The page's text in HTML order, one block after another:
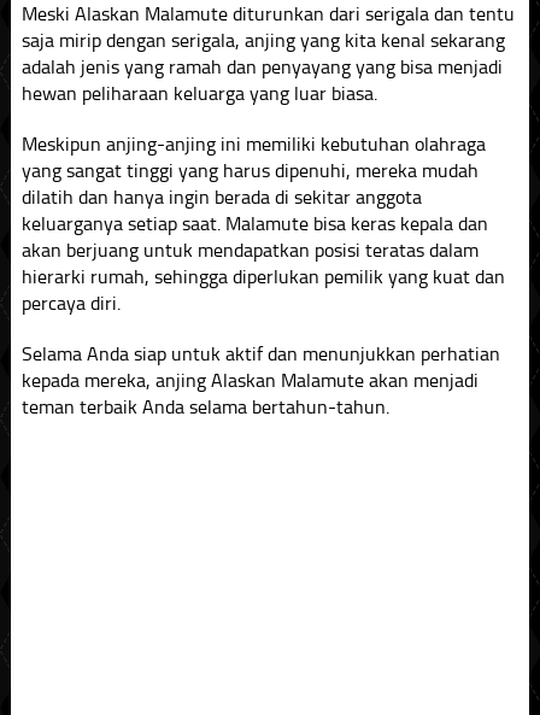
Meski Alaskan Malamute diturunkan dari serigala dan tentu
saja mirip dengan serigala, anjing yang kita kenal sekarang
adalah jenis yang ramah dan penyayang yang bisa menjadi
hewan peliharaan keluarga yang luar biasa.
Meskipun anjing-anjing ini memiliki kebutuhan olahraga
yang sangat tinggi yang harus dipenuhi, mereka mudah
dilatih dan hanya ingin berada di sekitar anggota
keluarganya setiap saat. Malamute bisa keras kepala dan
akan berjuang untuk mendapatkan posisi teratas dalam
hierarki rumah, sehingga diperlukan pemilik yang kuat dan
percaya diri.
Selama Anda siap untuk aktif dan menunjukkan perhatian
kepada mereka, anjing Alaskan Malamute akan menjadi
teman terbaik Anda selama bertahun-tahun.